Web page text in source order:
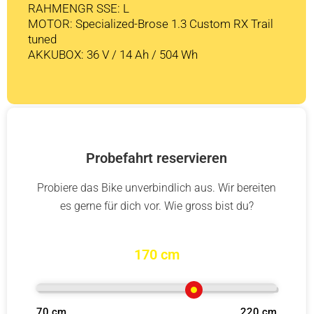
RAHMENGR SSE: L
MOTOR: Specialized-Brose 1.3 Custom RX Trail
tuned
AKKUBOX: 36 V / 14 Ah / 504 Wh
Probefahrt reservieren
Probiere das Bike unverbindlich aus. Wir bereiten
es gerne für dich vor. Wie gross bist du?
170 cm